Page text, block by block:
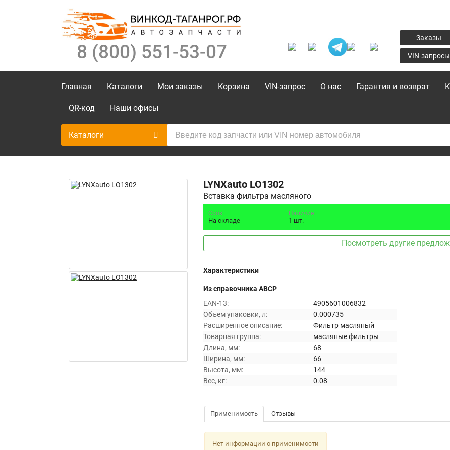
8 (800) 551-53-07
Заказы
VIN-запросы
Главная Каталоги Мои заказы Корзина VIN-запрос О нас Гарантия и возврат
QR-код Наши офисы
Каталоги
LYNXauto LO1302
Вставка фильтра масляного
Срок
На складе
Наличие
1 шт.
Посмотреть другие
Характеристики
Из справочника ABCP
EAN-13:
4905601006832
Объем упаковки, л:
0.000735
Расширенное описание:
Фильтр масляный
Товарная группа:
масляные фильтры
Длина, мм:
68
Ширина, мм:
66
Высота, мм:
144
Вес, кг:
0.08
Применимость Отзывы
Нет информации о применимости